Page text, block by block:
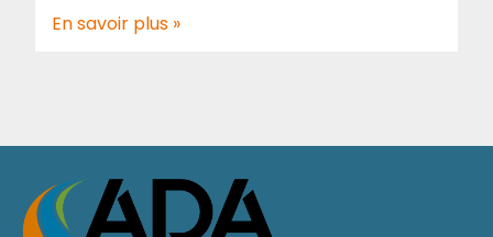
niveau de l’autoroute a3 wilaya de
En savoir plus »